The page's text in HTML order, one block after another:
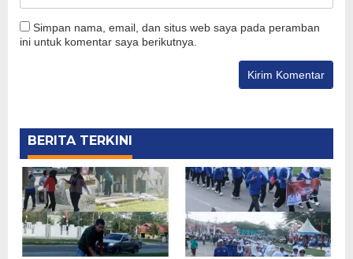
Simpan nama, email, dan situs web saya pada peramban
ini untuk komentar saya berikutnya.
BERITA TERKINI